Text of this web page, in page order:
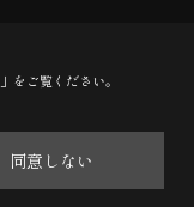
」をご覧ください。
同意しない